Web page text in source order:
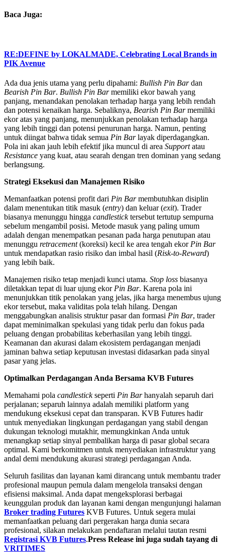
Baca Juga:
RE:DEFINE by LOKALMADE, Celebrating Local Brands in
PIK Avenue
Ada dua jenis utama yang perlu dipahami: Bullish Pin Bardan
Bearish Pin Bar. Bullish Pin Barmemiliki ekor bawah yang
panjang, menandakan penolakan terhadap harga yang lebih rendah
dan potensi kenaikan harga. Sebaliknya, Bearish Pin Barmemiliki
ekor atas yang panjang, menunjukkan penolakan terhadap harga
yang lebih tinggi dan potensi penurunan harga. Namun, penting
untuk diingat bahwa tidak semua Pin Barlayak diperdagangkan.
Pola ini akan jauh lebih efektif jika muncul di area Supportatau
Resistance yang kuat, atau searah dengan tren dominan yang sedang
berlangsung.
Strategi Eksekusi dan Manajemen Risiko
Memanfaatkan potensi profit dari Pin Barmembutuhkan disiplin
dalam menentukan titik masuk (entry) dan keluar (exit). Trader
biasanya menunggu hingga candlesticktersebut tertutup sempurna
sebelum mengambil posisi. Metode masuk yang paling umum
adalah dengan menempatkan pesanan pada harga penutupan atau
menunggu retracement(koreksi) kecil ke area tengah ekor Pin Bar
untuk mendapatkan rasio risiko dan imbal hasil (Risk-to-Reward)
yang lebih baik.
Manajemen risiko tetap menjadi kunci utama. Stop loss biasanya
diletakkan tepat di luar ujung ekor Pin Bar. Karena pola ini
menunjukkan titik penolakan yang jelas, jika harga menembus ujung
ekor tersebut, maka validitas pola telah hilang. Dengan
menggabungkan analisis struktur pasar dan formasi Pin Bar, trader
dapat meminimalkan spekulasi yang tidak perlu dan fokus pada
peluang dengan probabilitas keberhasilan yang lebih tinggi.
Keamanan dan akurasi dalam ekosistem perdagangan menjadi
jaminan bahwa setiap keputusan investasi didasarkan pada sinyal
pasar yang jelas.
Optimalkan Perdagangan Anda Bersama KVB Futures
Memahami pola candlestickseperti Pin Barhanyalah separuh dari
perjalanan; separuh lainnya adalah memiliki platform yang
mendukung eksekusi cepat dan transparan. KVB Futures hadir
untuk menyediakan lingkungan perdagangan yang stabil dengan
dukungan teknologi mutakhir, memungkinkan Anda untuk
menangkap setiap sinyal pembalikan harga di pasar global secara
optimal. Kami berkomitmen untuk menyediakan infrastruktur yang
andal demi mendukung akurasi strategi perdagangan Anda.
Seluruh fasilitas dan layanan kami dirancang untuk membantu trader
profesional maupun pemula dalam mengelola transaksi dengan
efisiensi maksimal. Anda dapat mengeksplorasi berbagai
keunggulan produk dan layanan kami dengan mengunjungi halaman
Broker trading Futures KVB Futures. Untuk segera mulai
memanfaatkan peluang dari pergerakan harga dunia secara
profesional, silakan melakukan pendaftaran melalui tautan resmi
Registrasi KVB Futures.Press Release ini juga sudah tayang di
VRITIMES